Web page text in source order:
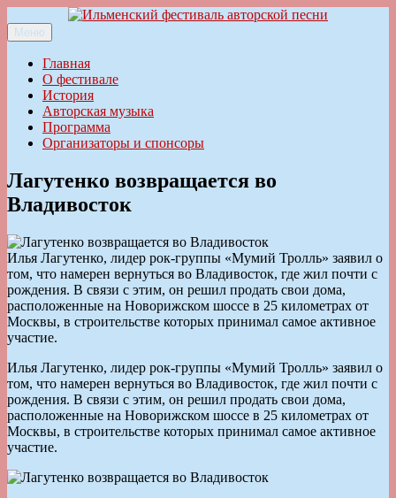
к
содержимому
Ильменский фестиваль авторской песни
Меню
Главная
О фестивале
История
Авторская музыка
Программа
Организаторы и спонсоры
Лагутенко возвращается во
Владивосток
Илья Лагутенко, лидер рок-группы «Мумий Тролль» заявил о
том, что намерен вернуться во Владивосток, где жил почти с
рождения. В связи с этим, он решил продать свои дома,
расположенные на Новорижском шоссе в 25 километрах от
Москвы, в строительстве которых принимал самое активное
участие.
Илья Лагутенко, лидер рок-группы «Мумий Тролль» заявил о
том, что намерен вернуться во Владивосток, где жил почти с
рождения. В связи с этим, он решил продать свои дома,
расположенные на Новорижском шоссе в 25 километрах от
Москвы, в строительстве которых принимал самое активное
участие.